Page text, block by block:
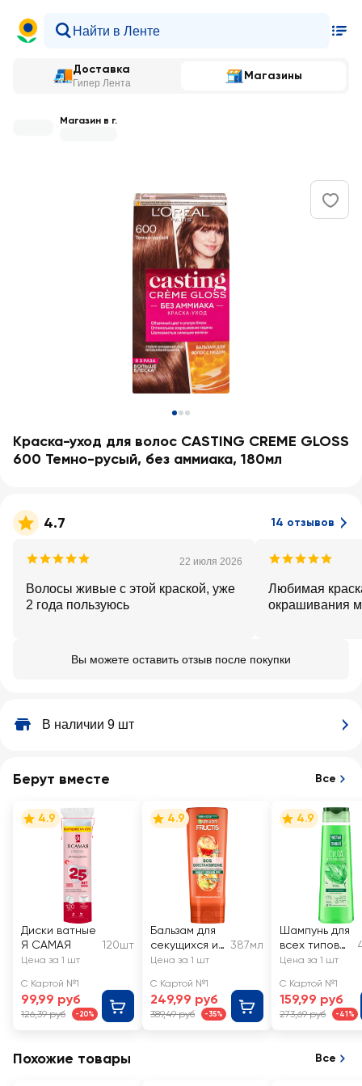
Доставка
Гипер Лента
Магазины
Магазин в г.
Краска-уход для волос CASTING CREME GLOSS
600 Темно-русый, без аммиака, 180мл
4.7 14 отзывов
22 июля 2026
Волосы живые с этой краской, уже
2 года пользуюсь
Любимая
окрашивания
Вы можете оставить отзыв после покупки
В наличии 9 шт
Берут вместе Все
4.9
Диски ватные
Я САМАЯ
120шт
Цена за 1 шт
С Картой №1
99,99 руб
126,39 руб -20%
4.9
Бальзам для
секущихся и
очень
х волос
FRUCTIS SOS
Восстановле
387мл
Цена за 1 шт
С Картой №1
249,99 руб
389,49 руб -35%
4.9
Шампунь для
всех типов
волос
ЛИНИЯ
Крапива, на
отваре
Цена за 1 шт
С Картой №1
159,99 руб
273,69 руб -41%
Похожие товары Все